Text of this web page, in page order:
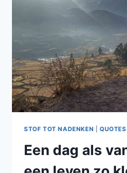
STOF TOT NADENKEN QUOTES
Een dag als